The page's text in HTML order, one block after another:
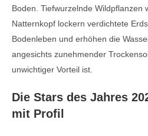
Boden. Tiefwurzelnde Wildpflanzen
Natternkopf lockern verdichtete
Bodenleben und erhöhen die
angesichts zunehmender
unwichtiger Vorteil ist.
Die Stars des Jahres
mit Profil